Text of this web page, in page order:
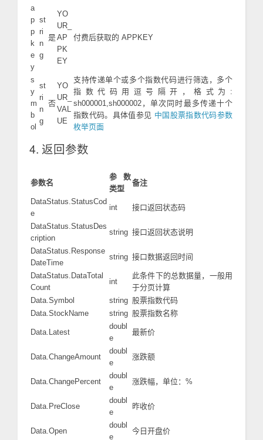
a
p
p
k
e
y
st
ri
n
g
是
YO
UR_
AP
PK
EY
付费后获取的 APPKEY
s
y
m
b
ol
st
ri
n
g
否
YO
UR_
VAL
UE
支持传递单个或多个指数代码进行筛选，多个
指数代码用逗号隔开，格式为:
sh000001,sh000002，单次同时最多传递十个
指数代码。具体值参见 中国股票指数代码参数
枚举页面
4. 返回参数
参数名
参数
类型
备注
DataStatus.StatusCod
e
int 接口返回状态码
DataStatus.StatusDes
cription
string 接口返回状态说明
DataStatus.Response
DateTime
string 接口数据返回时间
DataStatus.DataTotal
Count
int
此条件下的总数据量，一般用
于分页计算
Data.Symbol
string 股票指数代码
Data.StockName
string 股票指数名称
Data.Latest
doubl
e
最新价
Data.ChangeAmount
doubl
e
涨跌额
Data.ChangePercent
doubl
e
涨跌幅，单位：%
Data.PreClose
doubl
e
昨收价
Data.Open
doubl
e
今日开盘价